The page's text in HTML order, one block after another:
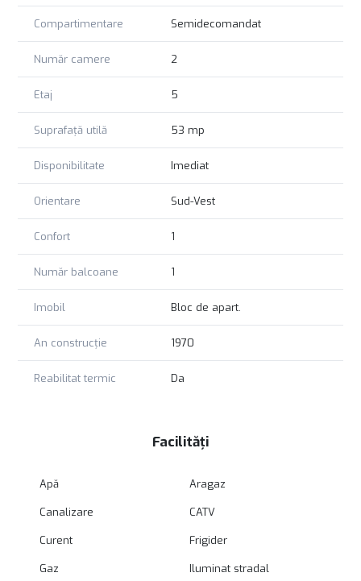
Compartimentare Semidecomandat
Număr camere 2
Etaj 5
Suprafață utilă 53 mp
Disponibilitate Imediat
Orientare Sud-Vest
Confort 1
Număr balcoane 1
Imobil Bloc de apart.
An construcție 1970
Reabilitat termic Da
Facilități
Apă Aragaz
Canalizare CATV
Curent Frigider
Gaz Iluminat stradal